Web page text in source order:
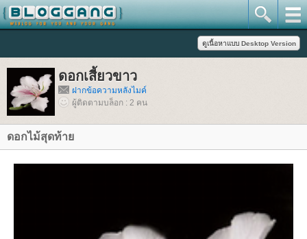
ดอกเสี้ยวขาว
ฝากข้อความหลังไมค์
ผู้ติดตามบล็อก : 2 คน
ดอกไม้สุดท้า